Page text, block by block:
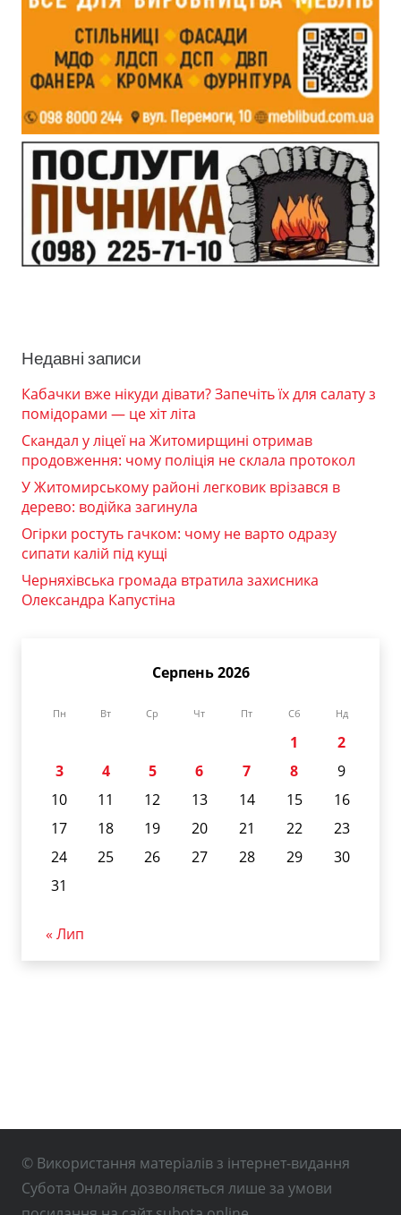
Недавні записи
Кабачки вже нікуди дівати? Запечіть їх для салату з
помідорами — це хіт літа
Скандал у ліцеї на Житомирщині отримав
продовження: чому поліція не склала протокол
У Житомирському районі легковик врізався в
дерево: водійка загинула
Огірки ростуть гачком: чому не варто одразу
сипати калій під кущі
Черняхівська громада втратила захисника
Олександра Капустіна
Серпень 2026
Пн Вт Ср Чт Пт Сб Нд
1
2
3
4 5 6 7 8
9
10
11 12 13 14 15
16
17
18 19 20 21 22
23
24
25 26 27 28 29
30
31
« Лип
© Використання матеріалів з інтернет-видання
Субота Онлайн дозволяється лише за умови